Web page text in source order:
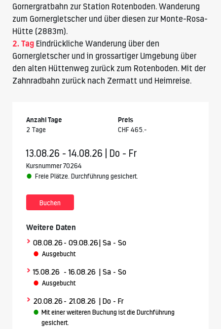
Gornergratbahn zur Station Rotenboden. Wanderung
zum Gornergletscher und über diesen zur Monte-Rosa-
Hütte (2883m).
2. Tag Eindrückliche Wanderung über den
Gornergletscher und in grossartiger Umgebung über
den alten Hüttenweg zurück zum Rotenboden. Mit der
Zahnradbahn zurück nach Zermatt und Heimreise.
Anzahl Tage
2 Tage
Preis
CHF 465.-
13.08.26 - 14.08.26 | Do - Fr
Kursnummer 70264
Freie Plätze. Durchführung gesichert.
Buchen
Weitere Daten
> 08.08.26- 09.08.26| Sa - So
Ausgebucht
> 15.08.26 - 16.08.26 | Sa - So
Ausgebucht
> 20.08.26- 21.08.26 | Do - Fr
Mit einer weiteren Buchung ist die Durchführung
gesichert.